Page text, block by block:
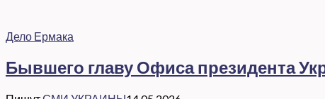
Дело Ермака
Бывшего главу Офиса президента